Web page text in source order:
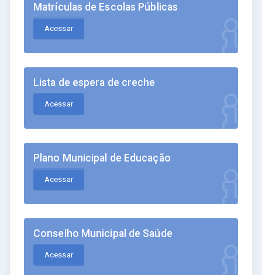
Matrículas de Escolas Públicas
Acessar
Lista de espera de creche
Acessar
Plano Municipal de Educação
Acessar
Conselho Municipal de Saúde
Acessar